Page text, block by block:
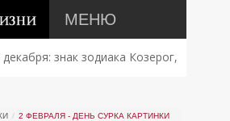
МЕНЮ
знак зодиака Козерог,
2 ФЕВРАЛЯ - ДЕНЬ СУРКА КАРТИНКИ